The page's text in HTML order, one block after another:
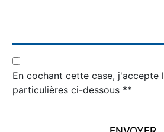
En cochant cette case, j'accepte
particulières ci-dessous **